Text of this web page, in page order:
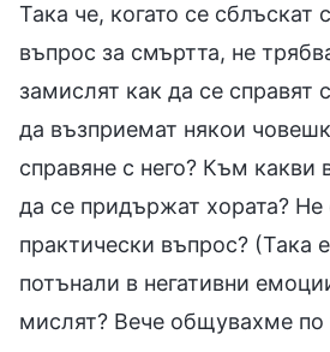
Така че, когато се сблъскат
въпрос за смъртта, не
замислят как да се справят
да възприемат някои
справяне с него? Към какви
да се придържат хората? Не
практически въпрос? (Така
потънали в негативни
мислят? Вече общувахме